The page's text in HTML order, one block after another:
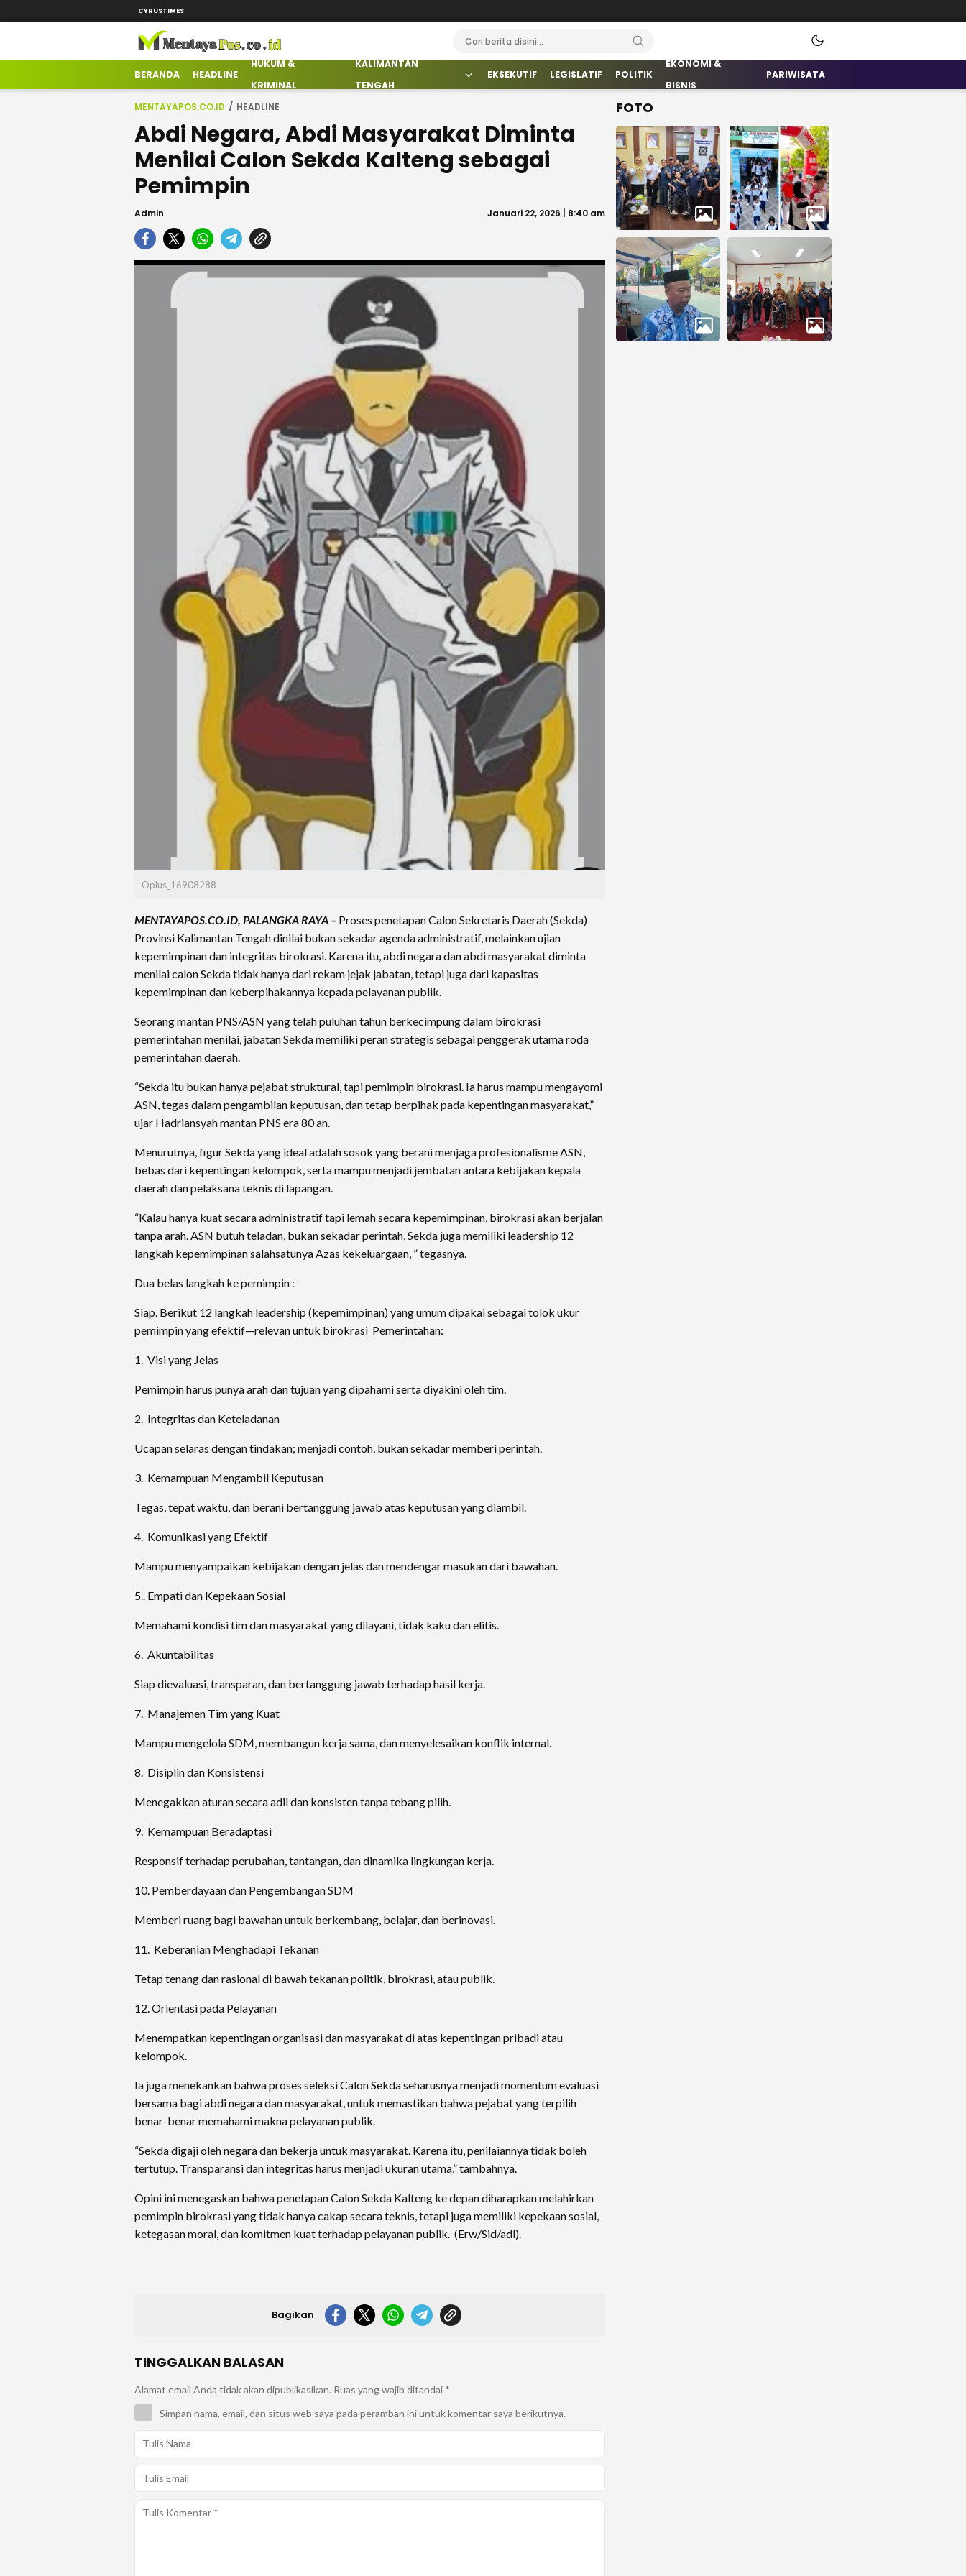
CYRUSTIMES
mentayapos.co.id
Terkini Mengabarkan
BERANDA HEADLINE
HUKUM &
KRIMINAL
KALIMANTAN
TENGAH
EKSEKUTIF LEGISLATIF POLITIK
EKONOMI &
BISNIS
PARIWISATA
MENTAYAPOS.CO.ID HEADLINE
Abdi Negara, Abdi Masyarakat Diminta
Menilai Calon Sekda Kalteng sebagai
Pemimpin
Admin Januari 22, 2026 | 8:40 am
Oplus_16908288
MENTAYAPOS.CO.ID, PALANGKA RAYA – Proses penetapan Calon Sekretaris Daerah (Sekda)
Provinsi Kalimantan Tengah dinilai bukan sekadar agenda administratif, melainkan ujian
kepemimpinan dan integritas birokrasi. Karena itu, abdi negara dan abdi masyarakat diminta
menilai calon Sekda tidak hanya dari rekam jejak jabatan, tetapi juga dari kapasitas
kepemimpinan dan keberpihakannya kepada pelayanan publik.
Seorang mantan PNS/ASN yang telah puluhan tahun berkecimpung dalam birokrasi
pemerintahan menilai, jabatan Sekda memiliki peran strategis sebagai penggerak utama roda
pemerintahan daerah.
“Sekda itu bukan hanya pejabat struktural, tapi pemimpin birokrasi. Ia harus mampu mengayomi
ASN, tegas dalam pengambilan keputusan, dan tetap berpihak pada kepentingan masyarakat,”
ujar Hadriansyah mantan PNS era 80 an.
Menurutnya, figur Sekda yang ideal adalah sosok yang berani menjaga profesionalisme ASN,
bebas dari kepentingan kelompok, serta mampu menjadi jembatan antara kebijakan kepala
daerah dan pelaksana teknis di lapangan.
“Kalau hanya kuat secara administratif tapi lemah secara kepemimpinan, birokrasi akan berjalan
tanpa arah. ASN butuh teladan, bukan sekadar perintah, Sekda juga memiliki leadership 12
langkah kepemimpinan salahsatunya Azas kekeluargaan, ” tegasnya.
Dua belas langkah ke pemimpin :
Siap. Berikut 12 langkah leadership (kepemimpinan) yang umum dipakai sebagai tolok ukur
pemimpin yang efektif—relevan untuk birokrasi Pemerintahan:
1. Visi yang Jelas
Pemimpin harus punya arah dan tujuan yang dipahami serta diyakini oleh tim.
2. Integritas dan Keteladanan
Ucapan selaras dengan tindakan; menjadi contoh, bukan sekadar memberi perintah.
3. Kemampuan Mengambil Keputusan
Tegas, tepat waktu, dan berani bertanggung jawab atas keputusan yang diambil.
4. Komunikasi yang Efektif
Mampu menyampaikan kebijakan dengan jelas dan mendengar masukan dari bawahan.
5.. Empati dan Kepekaan Sosial
Memahami kondisi tim dan masyarakat yang dilayani, tidak kaku dan elitis.
6. Akuntabilitas
Siap dievaluasi, transparan, dan bertanggung jawab terhadap hasil kerja.
7. Manajemen Tim yang Kuat
Mampu mengelola SDM, membangun kerja sama, dan menyelesaikan konflik internal.
8. Disiplin dan Konsistensi
Menegakkan aturan secara adil dan konsisten tanpa tebang pilih.
9. Kemampuan Beradaptasi
Responsif terhadap perubahan, tantangan, dan dinamika lingkungan kerja.
10. Pemberdayaan dan Pengembangan SDM
Memberi ruang bagi bawahan untuk berkembang, belajar, dan berinovasi.
11. Keberanian Menghadapi Tekanan
Tetap tenang dan rasional di bawah tekanan politik, birokrasi, atau publik.
12. Orientasi pada Pelayanan
Menempatkan kepentingan organisasi dan masyarakat di atas kepentingan pribadi atau
kelompok.
Ia juga menekankan bahwa proses seleksi Calon Sekda seharusnya menjadi momentum evaluasi
bersama bagi abdi negara dan masyarakat, untuk memastikan bahwa pejabat yang terpilih
benar-benar memahami makna pelayanan publik.
“Sekda digaji oleh negara dan bekerja untuk masyarakat. Karena itu, penilaiannya tidak boleh
tertutup. Transparansi dan integritas harus menjadi ukuran utama,” tambahnya.
Opini ini menegaskan bahwa penetapan Calon Sekda Kalteng ke depan diharapkan melahirkan
pemimpin birokrasi yang tidak hanya cakap secara teknis, tetapi juga memiliki kepekaan sosial,
ketegasan moral, dan komitmen kuat terhadap pelayanan publik. (Erw/Sid/adl).
Bagikan
TINGGALKAN BALASAN
Alamat email Anda tidak akan dipublikasikan. Ruas yang wajib ditandai *
Simpan nama, email, dan situs web saya pada peramban ini untuk komentar saya berikutnya.
FOTO